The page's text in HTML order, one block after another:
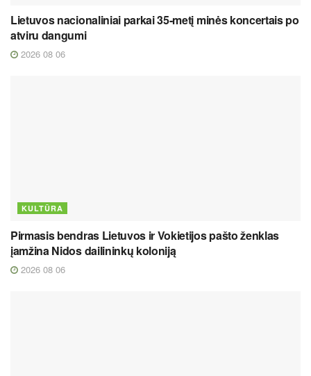
Lietuvos nacionaliniai parkai 35-metį minės koncertais po
atviru dangumi
2026 08 06
KULTŪRA
Pirmasis bendras Lietuvos ir Vokietijos pašto ženklas
įamžina Nidos dailininkų koloniją
2026 08 06